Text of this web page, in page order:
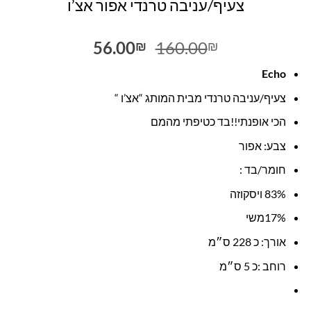
צעיף/עניבה טרנדי אפור אצ’ו
160.00₪
המחיר
160.00₪.
56.00₪
המחיר
Echo
צעיף/עניבה טרנדי מבית המותג “אצ’ו “
הכי אופנתי!!בד כטיפתי מהמם
צבע: אפור
חומר/בד :
83% ויסקוזה
17%משי
אורך: כ 228 ס״מ
רוחב :כ 5 ס״מ